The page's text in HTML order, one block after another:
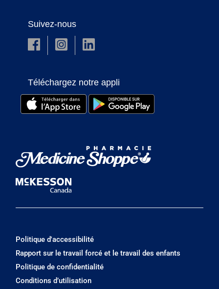
Suivez-nous
Téléchargez notre appli
Politique d'accessibilité
Rapport sur le travail forcé et le travail des enfants
Politique de confidentialité
Conditions d’utilisation